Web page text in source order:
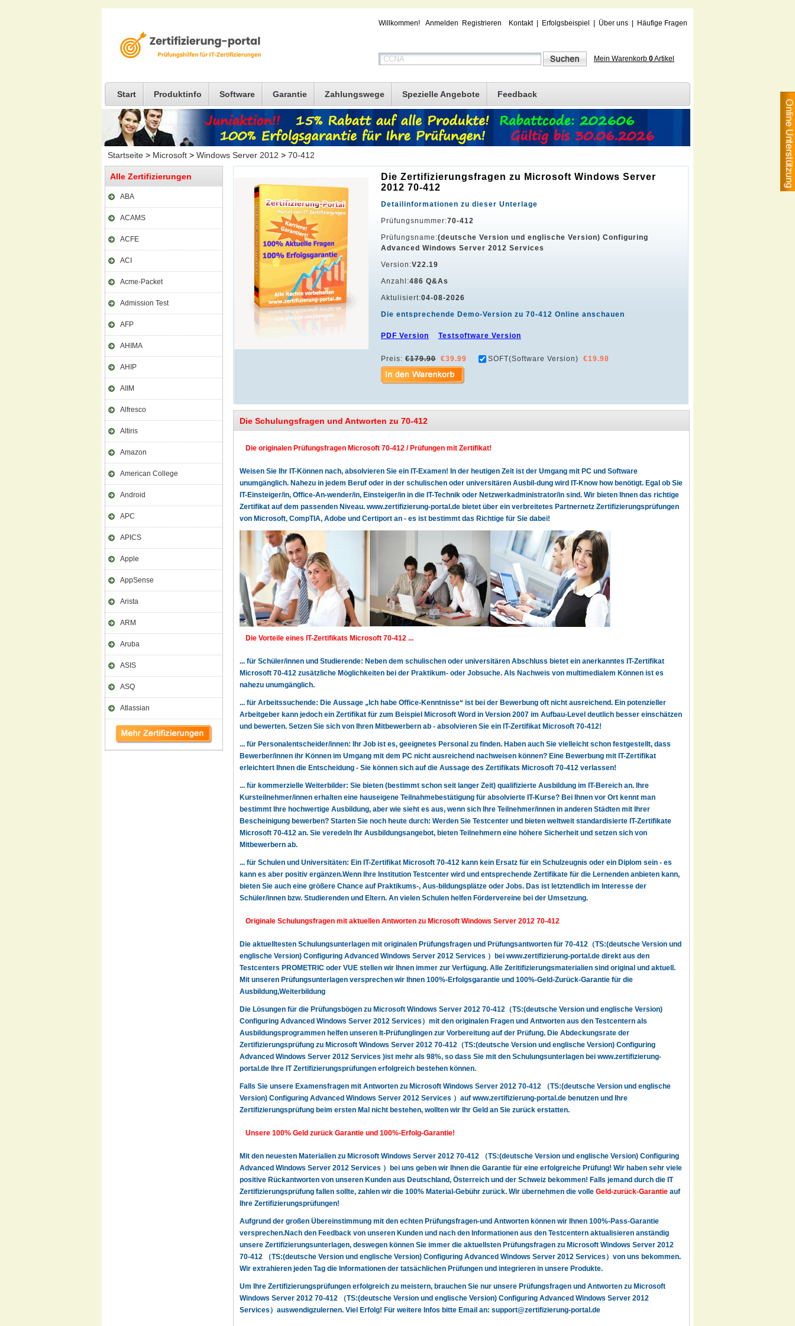
Willkommen! Anmelden Registrieren Kontakt| Erfolgsbeispiel Über uns Häufige Fragen
Mein Warenkorb 0Artikel
Start Produktinfo Software Garantie Zahlungswege Spezielle Angebote Feedback
Startseite > Microsoft > Windows Server 2012 > 70-412
Alle Zertifizierungen
ABA
ACAMS
ACFE
ACI
Acme-Packet
Admission Test
AFP
AHIMA
AHIP
AIIM
Alfresco
Altiris
Amazon
American College
Android
APC
APICS
Apple
AppSense
Arista
ARM
Aruba
ASIS
ASQ
Atlassian
Die Zertifizierungsfragen zu Microsoft Windows Server
2012 70-412
Detailinformationen zu dieser Unterlage
Prüfungsnummer:70-412
Prüfungsname:(deutsche Version und englische Version) Configuring
Advanced Windows Server 2012 Services
Version:V22.19
Anzahl:486 Q&As
Aktulisiert:04-08-2026
Die entsprechende Demo-Version zu 70-412 Online anschauen
PDF Version Testsoftware Version
Preis: €179.90 €39.99 SOFT(Software Version) €19.98
Die Schulungsfragen und Antworten zu 70-412
Die originalen Prüfungsfragen Microsoft 70-412 / Prüfungen mit Zertifikat!
Weisen Sie Ihr IT-Können nach, absolvieren Sie ein IT-Examen! In der heutigen Zeit ist der Umgang mit PC und Software
unumgänglich. Nahezu in jedem Beruf oder in der schulischen oder universitären Ausbil-dung wird IT-Know how benötigt. Egal ob Sie
IT-Einsteiger/in, Office-An-wender/in, Einsteiger/in in die IT-Technik oder Netzwerkadministrator/in sind. Wir bieten Ihnen das richtige
Zertifikat auf dem passenden Niveau. www.zertifizierung-portal.de bietet über ein verbreitetes Partnernetz Zertifizierungsprüfungen
von Microsoft, CompTIA, Adobe und Certiport an - es ist bestimmt das Richtige für Sie dabei!
Die Vorteile eines IT-Zertifikats Microsoft 70-412 ...
... für Schüler/innen und Studierende: Neben dem schulischen oder universitären Abschluss bietet ein anerkanntes IT-Zertifikat
Microsoft 70-412 zusätzliche Möglichkeiten bei der Praktikum- oder Jobsuche. Als Nachweis von multimedialem Können ist es
nahezu unumgänglich.
... für Arbeitssuchende: Die Aussage „Ich habe Office-Kenntnisse“ ist bei der Bewerbung oft nicht ausreichend. Ein potenzieller
Arbeitgeber kann jedoch ein Zertifikat für zum Beispiel Microsoft Word in Version 2007 im Aufbau-Level deutlich besser einschätzen
und bewerten. Setzen Sie sich von Ihren Mitbewerbern ab - absolvieren Sie ein IT-Zertifikat Microsoft 70-412!
... für Personalentscheider/innen: Ihr Job ist es, geeignetes Personal zu finden. Haben auch Sie vielleicht schon festgestellt, dass
Bewerber/innen ihr Können im Umgang mit dem PC nicht ausreichend nachweisen können? Eine Bewerbung mit IT-Zertifikat
erleichtert Ihnen die Entscheidung - Sie können sich auf die Aussage des Zertifikats Microsoft 70-412 verlassen!
... für kommerzielle Weiterbilder: Sie bieten (bestimmt schon seit langer Zeit) qualifizierte Ausbildung im IT-Bereich an. Ihre
Kursteilnehmer/innen erhalten eine hauseigene Teilnahmebestätigung für absolvierte IT-Kurse? Bei Ihnen vor Ort kennt man
bestimmt Ihre hochwertige Ausbildung, aber wie sieht es aus, wenn sich Ihre Teilnehmer/innen in anderen Städten mit Ihrer
Bescheinigung bewerben? Starten Sie noch heute durch: Werden Sie Testcenter und bieten weltweit standardisierte IT-Zertifikate
Microsoft 70-412 an. Sie veredeln Ihr Ausbildungsangebot, bieten Teilnehmern eine höhere Sicherheit und setzen sich von
Mitbewerbern ab.
... für Schulen und Universitäten: Ein IT-Zertifikat Microsoft 70-412 kann kein Ersatz für ein Schulzeugnis oder ein Diplom sein - es
kann es aber positiv ergänzen.Wenn Ihre Institution Testcenter wird und entsprechende Zertifikate für die Lernenden anbieten kann,
bieten Sie auch eine größere Chance auf Praktikums-, Aus-bildungsplätze oder Jobs. Das ist letztendlich im Interesse der
Schüler/innen bzw. Studierenden und Eltern. An vielen Schulen helfen Fördervereine bei der Umsetzung.
Originale Schulungsfragen mit aktuellen Antworten zu Microsoft Windows Server 2012 70-412
Die aktuelltesten Schulungsunterlagen mit originalen Prüfungsfragen und Prüfungsantworten für 70-412（TS:(deutsche Version und
englische Version) Configuring Advanced Windows Server 2012 Services ）bei www.zertifizierung-portal.de direkt aus den
Testcenters PROMETRIC oder VUE stellen wir Ihnen immer zur Verfügung. Alle Zeritifizierungsmaterialien sind original und aktuell.
Mit unseren Prüfungsunterlagen versprechen wir Ihnen 100%-Erfolgsgarantie und 100%-Geld-Zurück-Garantie für die
Ausbildung,Weiterbildung
Die Lösungen für die Prüfungsbögen zu Microsoft Windows Server 2012 70-412（TS:(deutsche Version und englische Version)
Configuring Advanced Windows Server 2012 Services）mit den originalen Fragen und Antworten aus den Testcentern als
Ausbildungsprogrammen helfen unseren It-Prüfunglingen zur Vorbereitung auf der Prüfung. Die Abdeckungsrate der
Zertifizierungsprüfung zu Microsoft Windows Server 2012 70-412（TS:(deutsche Version und englische Version) Configuring
Advanced Windows Server 2012 Services )ist mehr als 98%, so dass Sie mit den Schulungsunterlagen bei www.zertifizierung-
portal.de Ihre IT Zertifizierungsprüfungen erfolgreich bestehen können.
Falls Sie unsere Examensfragen mit Antworten zu Microsoft Windows Server 2012 70-412 （TS:(deutsche Version und englische
Version) Configuring Advanced Windows Server 2012 Services ）auf www.zertifizierung-portal.de benutzen und Ihre
Zertifizierungsprüfung beim ersten Mal nicht bestehen, wollten wir Ihr Geld an Sie zurück erstatten.
Unsere 100% Geld zurück Garantie und 100%-Erfolg-Garantie!
Mit den neuesten Materialien zu Microsoft Windows Server 2012 70-412 （TS:(deutsche Version und englische Version) Configuring
Advanced Windows Server 2012 Services ）bei uns geben wir Ihnen die Garantie für eine erfolgreiche Prüfung! Wir haben sehr viele
positive Rückantworten von unseren Kunden aus Deutschland, Österreich und der Schweiz bekommen! Falls jemand durch die IT
Zertifizierungsprüfung fallen sollte, zahlen wir die 100% Material-Gebühr zurück. Wir übernehmen die volle Geld-zurück-Garantie auf
Ihre Zertifizierungsprüfungen!
Aufgrund der großen Übereinstimmung mit den echten Prüfungsfragen-und Antworten können wir Ihnen 100%-Pass-Garantie
versprechen.Nach den Feedback von unseren Kunden und nach den Informationen aus den Testcentern aktualisieren anständig
unsere Zertifizierungsunterlagen, deswegen können Sie immer die aktuellsten Prüfungsfragen zu Microsoft Windows Server 2012
70-412 （TS:(deutsche Version und englische Version) Configuring Advanced Windows Server 2012 Services）von uns bekommen.
Wir extrahieren jeden Tag die Informationen der tatsächlichen Prüfungen und integrieren in unsere Produkte.
Um Ihre Zertifizierungsprüfungen erfolgreich zu meistern, brauchen Sie nur unsere Prüfungsfragen und Antworten zu Microsoft
Windows Server 2012 70-412 （TS:(deutsche Version und englische Version) Configuring Advanced Windows Server 2012
Services）auswendigzulernen. Viel Erfolg! Für weitere Infos bitte Email an: support@zertifizierung-portal.de